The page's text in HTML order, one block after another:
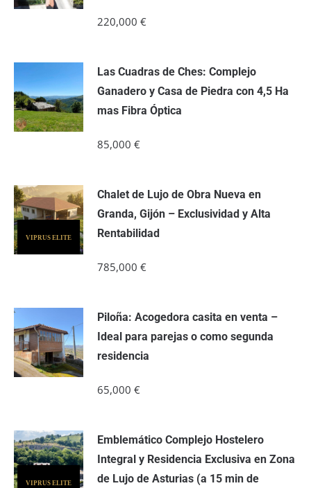
220,000 €
Las Cuadras de Ches: Complejo
Ganadero y Casa de Piedra con 4,5 Ha
mas Fibra Óptica
85,000 €
VIPRUS ELITE
Chalet de Lujo de Obra Nueva en
Granda, Gijón – Exclusividad y Alta
Rentabilidad
785,000 €
Piloña: Acogedora casita en venta –
Ideal para parejas o como segunda
residencia
65,000 €
VIPRUS ELITE
Emblemático Complejo Hostelero
Integral y Residencia Exclusiva en Zona
de Lujo de Asturias (a 15 min de